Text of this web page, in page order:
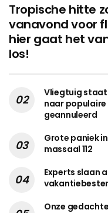
Tropische hitte
vanavond voor
hier gaat het
los!
Vliegtuig staat
naar
geannuleerd
Grote paniek
massaal 112
Experts slaan
Onze